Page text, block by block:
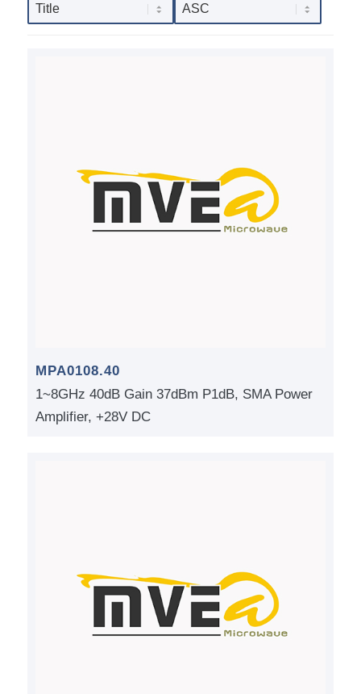
MPA0108.40
1~8GHz 40dB Gain 37dBm P1dB, SMA Power
Amplifier, +28V DC